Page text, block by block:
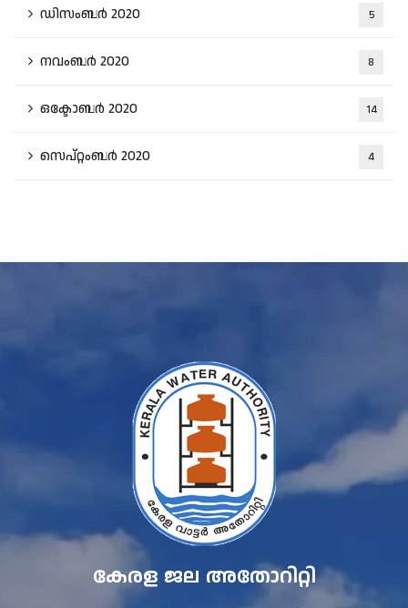
ഡിസംബർ 2020 5
നവംബർ 2020 8
ഒക്ടോബർ 2020 14
സെപ്റ്റംബർ 2020 4
കേരള ജല അതോറിറ്റി